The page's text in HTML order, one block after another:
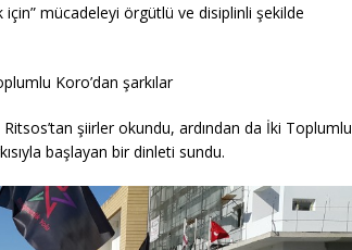
mücadeleyi örgütlü ve disiplinli şekilde
Koro’dan şarkılar
şiirler okundu, ardından da İki Toplumlu
başlayan bir dinleti sundu.